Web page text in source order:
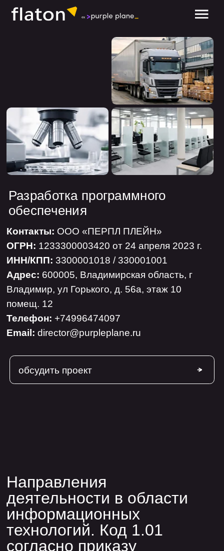
обсудить проект
обсудить проект
Разработка программного
обеспечения
Контакты:ООО «ПЕРПЛ ПЛЕЙН»
ОГРН:
ИНН/КПП: 3300001018 / 330001001
Адрес:600005, Владимирская область, г
Владимир, ул Горького, д. 56а, этаж 10
Телефон:+74996474097
Email:director@purpleplane.ru
Компания «ПЕРПЛ ПЛЕЙН» является
поставщиком решений в области программного
обеспечения для бизнеса. Основными услугами
компании являются разработка программного
обеспечения на заказ, проектирование данных,
№ 449